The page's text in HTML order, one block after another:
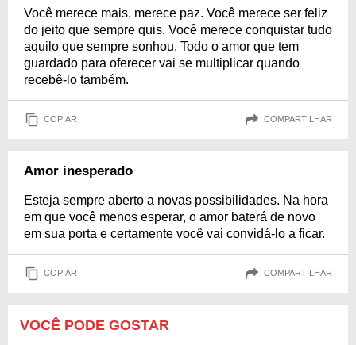
Você merece mais, merece paz. Você merece ser feliz
do jeito que sempre quis. Você merece conquistar tudo
aquilo que sempre sonhou. Todo o amor que tem
guardado para oferecer vai se multiplicar quando
recebê-lo também.
COPIAR COMPARTILHAR
Amor inesperado
Esteja sempre aberto a novas possibilidades. Na hora
em que você menos esperar, o amor baterá de novo
em sua porta e certamente você vai convidá-lo a ficar.
COPIAR COMPARTILHAR
VOCÊ PODE GOSTAR